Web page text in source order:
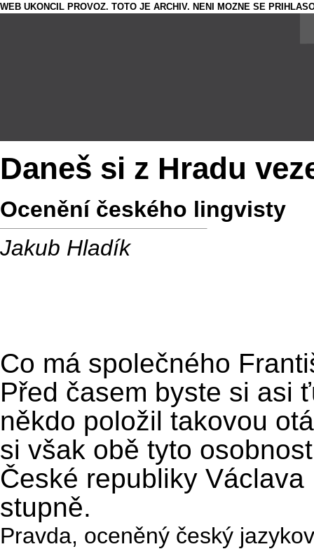
WEB UKONCIL PROVOZ. TOTO JE ARCHIV. NENI MOZNE SE
Daneš si z Hradu
Ocenění českého lingvisty
Jakub Hladík
Co má společného
Před časem byste si asi
někdo položil takovou
si však obě tyto
České republiky
stupně.
Pravda, oceněný český